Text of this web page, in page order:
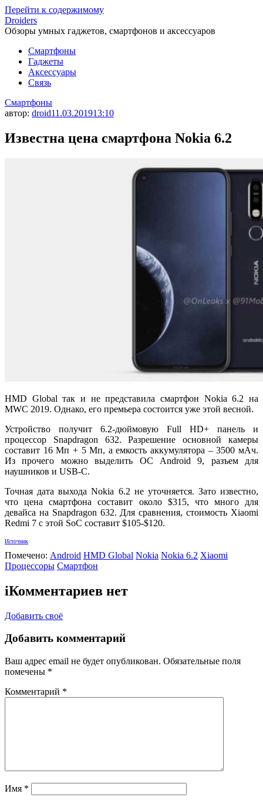
Перейти к содержимому
Droiders
Обзоры умных гаджетов, смартфонов и аксессуаров
Смартфоны
Гаджеты
Аксессуары
Связь
Смартфоны
автор: droid11.03.201913:10
Известна цена смартфона Nokia 6.2
HMD Global так и не представила смартфон Nokia 6.2 на
MWC 2019. Однако, его премьера состоится уже этой весной.
Устройство получит 6.2-дюймовую Full HD+ панель и
процессор Snapdragon 632. Разрешение основной камеры
составит 16 Мп + 5 Мп, а емкость аккумулятора – 3500 мАч.
Из прочего можно выделить ОС Android 9, разъем для
наушников и USB-C.
Точная дата выхода Nokia 6.2 не уточняется. Зато известно,
что цена смартфона составит около $315, что много для
девайса на Snapdragon 632. Для сравнения, стоимость Xiaomi
Redmi 7 с этой SoC составит $105-$120.
Источник
Помечено: Android HMD Global Nokia Nokia 6.2 Xiaomi
Процессоры Смартфон
iКомментариев нет
Добавить своё
Добавить комментарий
Ваш адрес email не будет опубликован. Обязательные поля
помечены *
Комментарий *
Имя *